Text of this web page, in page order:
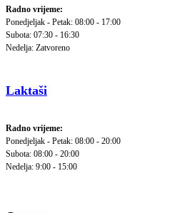
Radno vrijeme:
Ponedjeljak - Petak: 08:00 - 17:00
Subota: 07:30 - 16:30
Nedelja: Zatvoreno
Laktaši
Radno vrijeme:
Ponedjeljak - Petak: 08:00 - 20:00
Subota: 08:00 - 20:00
Nedelja: 9:00 - 15:00